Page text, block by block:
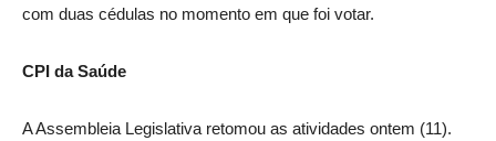
com duas cédulas no momento em que foi votar.
CPI da Saúde
A Assembleia Legislativa retomou as atividades ontem (11).